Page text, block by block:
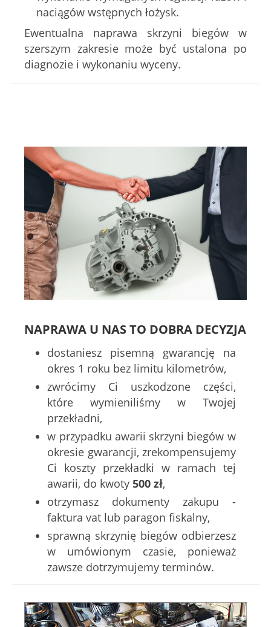
naciągów wstępnych łożysk.
Ewentualna naprawa skrzyni biegów w
szerszym zakresie może być ustalona po
diagnozie i wykonaniu wyceny.
NAPRAWA U NAS TO DOBRA DECYZJA
dostaniesz pisemną gwarancję na
okres 1 roku bez limitu kilometrów,
zwrócimy Ci uszkodzone części,
które wymieniliśmy w Twojej
przekładni,
w przypadku awarii skrzyni biegów w
okresie gwarancji, zrekompensujemy
Ci koszty przekładki w ramach tej
awarii, do kwoty500 zł,
otrzymasz dokumenty zakupu -
faktura vat lub paragon fiskalny,
sprawną skrzynię biegów odbierzesz
w umówionym czasie, ponieważ
zawsze dotrzymujemy terminów.